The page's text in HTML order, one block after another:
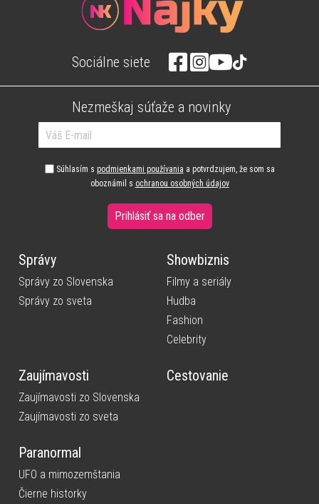
Sociálne siete
Nezmeškaj súťaže a novinky
Súhlasím s podmienkami používania a potvrdzujem, že som sa
oboznámil s ochranou osobných údajov
Prihlásiť sa na odber
Správy
Správy zo Slovenska
Správy zo sveta
Showbiznis
Filmy a seriály
Hudba
Fashion
Celebrity
Zaujímavosti
Zaujímavosti zo Slovenska
Zaujímavosti zo sveta
Cestovanie
Paranormal
UFO a mimozemštania
Čierne historky